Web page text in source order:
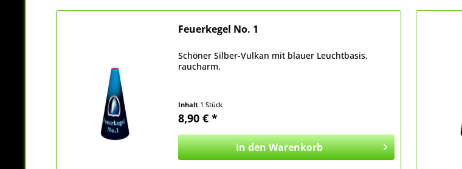
Feuerkegel No. 1
Schöner Silber-Vulkan mit blauer Leuchtbasis,
raucharm.
Inhalt 1 Stück
8,90 € *
In denWarenkorb